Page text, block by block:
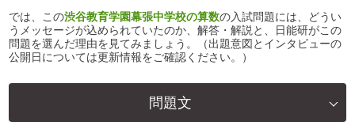
では、この渋谷教育学園幕張中学校の算数の入試問題には、どうい
うメッセージが込められていたのか、解答・解説と、日能研がこの
問題を選んだ理由を見てみましょう。（出題意図とインタビューの
公開日については更新情報をご確認ください。）
問題文